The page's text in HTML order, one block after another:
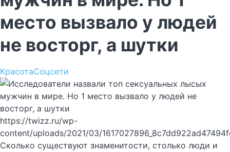
место вызвало у людей
не восторг, а шутки
КрасотаСоцсети
https://twizz.ru/wp-
content/uploads/2021/03/
Сколько существуют знаменитости, столько люди и